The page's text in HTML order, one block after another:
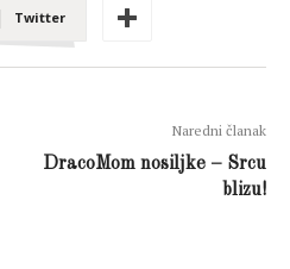
Twitter
Naredni članak
DracoMom nosiljke – Srcu
blizu!